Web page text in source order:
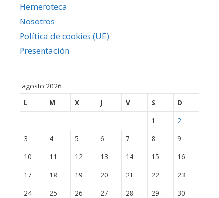
Hemeroteca
Nosotros
Política de cookies (UE)
Presentación
agosto 2026
L
M X J V S
D
1
2
3
4 5 6 7 8
9
10
11 12 13 14 15
16
17
18 19 20 21 22
23
24
25 26 27 28 29
30